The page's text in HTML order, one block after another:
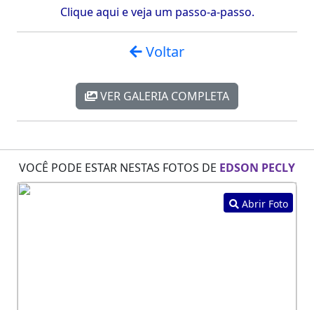
Clique aqui e veja um passo-a-passo.
Voltar
VER GALERIA COMPLETA
VOCÊ PODE ESTAR NESTAS FOTOS DE EDSON PECLY
Abrir Foto